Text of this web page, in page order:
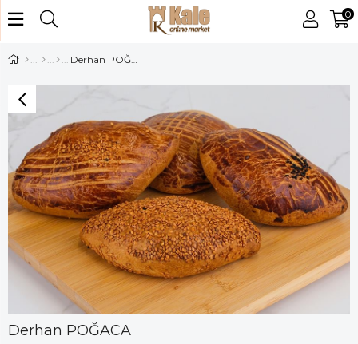
0
Derhan POĞACA
Derhan POĞACA